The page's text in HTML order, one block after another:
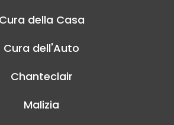
Cura della Casa
Cura dell'Auto
Chanteclair
Malizia